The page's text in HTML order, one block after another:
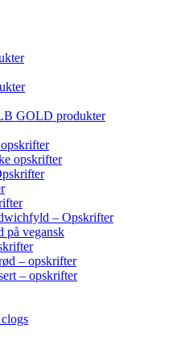
GOLD produkter
opskrifter
– Opskrifter
på vegansk
– opskrifter
– opskrifter